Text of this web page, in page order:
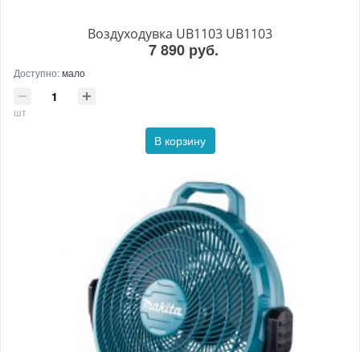
Воздуходувка UB1103 UB1103
7 890 руб.
Доступно:мало
шт
В корзину